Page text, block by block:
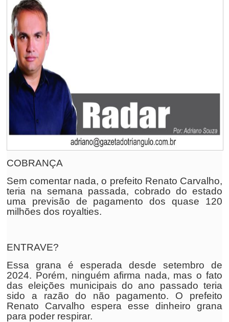
COBRANÇA
Sem comentar nada, o prefeito Renato Carvalho,
teria na semana passada, cobrado do estado
uma previsão de pagamento dos quase 120
milhões dos royalties.
ENTRAVE?
Essa grana é esperada desde setembro de
2024. Porém, ninguém afirma nada, mas o fato
das eleições municipais do ano passado teria
sido a razão do não pagamento. O prefeito
Renato Carvalho espera esse dinheiro grana
para poder respirar.